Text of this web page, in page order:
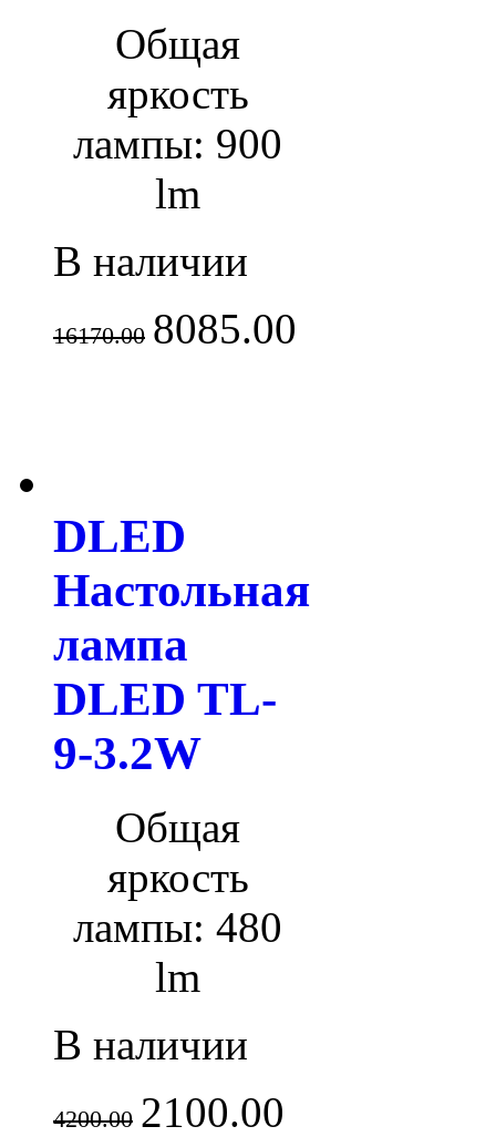
Общая
яркость
лампы: 900
lm
В наличии
16170.00 8085.00
DLED
Настольная
лампа
DLED TL-
9-3.2W
Общая
яркость
лампы: 480
lm
В наличии
4200.00 2100.00